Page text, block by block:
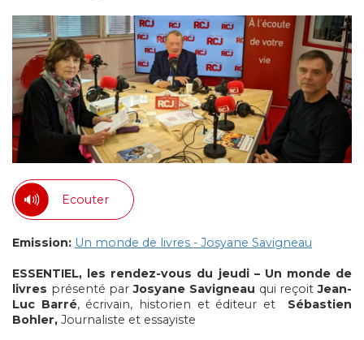
Ecouter
Emission: Un monde de livres - Josyane Savigneau
ESSENTIEL, les rendez-vous du jeudi – Un monde de
livres présenté par Josyane Savigneau qui reçoit Jean-
Luc Barré, écrivain, historien et éditeur et
Sébastien
Bohler, Journaliste et essayiste